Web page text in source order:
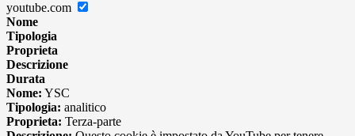
youtube.com
Nome
Tipologia
Proprieta
Descrizione
Durata
Nome: YSC
Tipologia: analitico
Proprieta: Terza-parte